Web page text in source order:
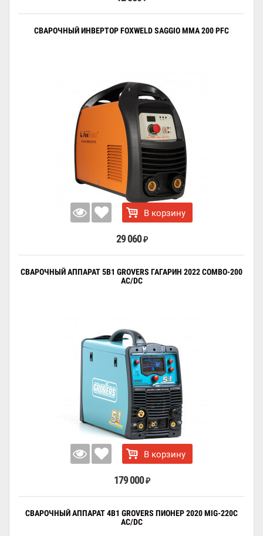
СВАРОЧНЫЙ ИНВЕРТОР FOXWELD SAGGIO MMA 200 PFC
В корзину
29 060 ₽
СВАРОЧНЫЙ АППАРАТ 5В1 GROVERS ГАГАРИН 2022 COMBO-200
AC/DC
В корзину
179 000 ₽
СВАРОЧНЫЙ АППАРАТ 4В1 GROVERS ПИОНЕР 2020 MIG-220C
AC/DC